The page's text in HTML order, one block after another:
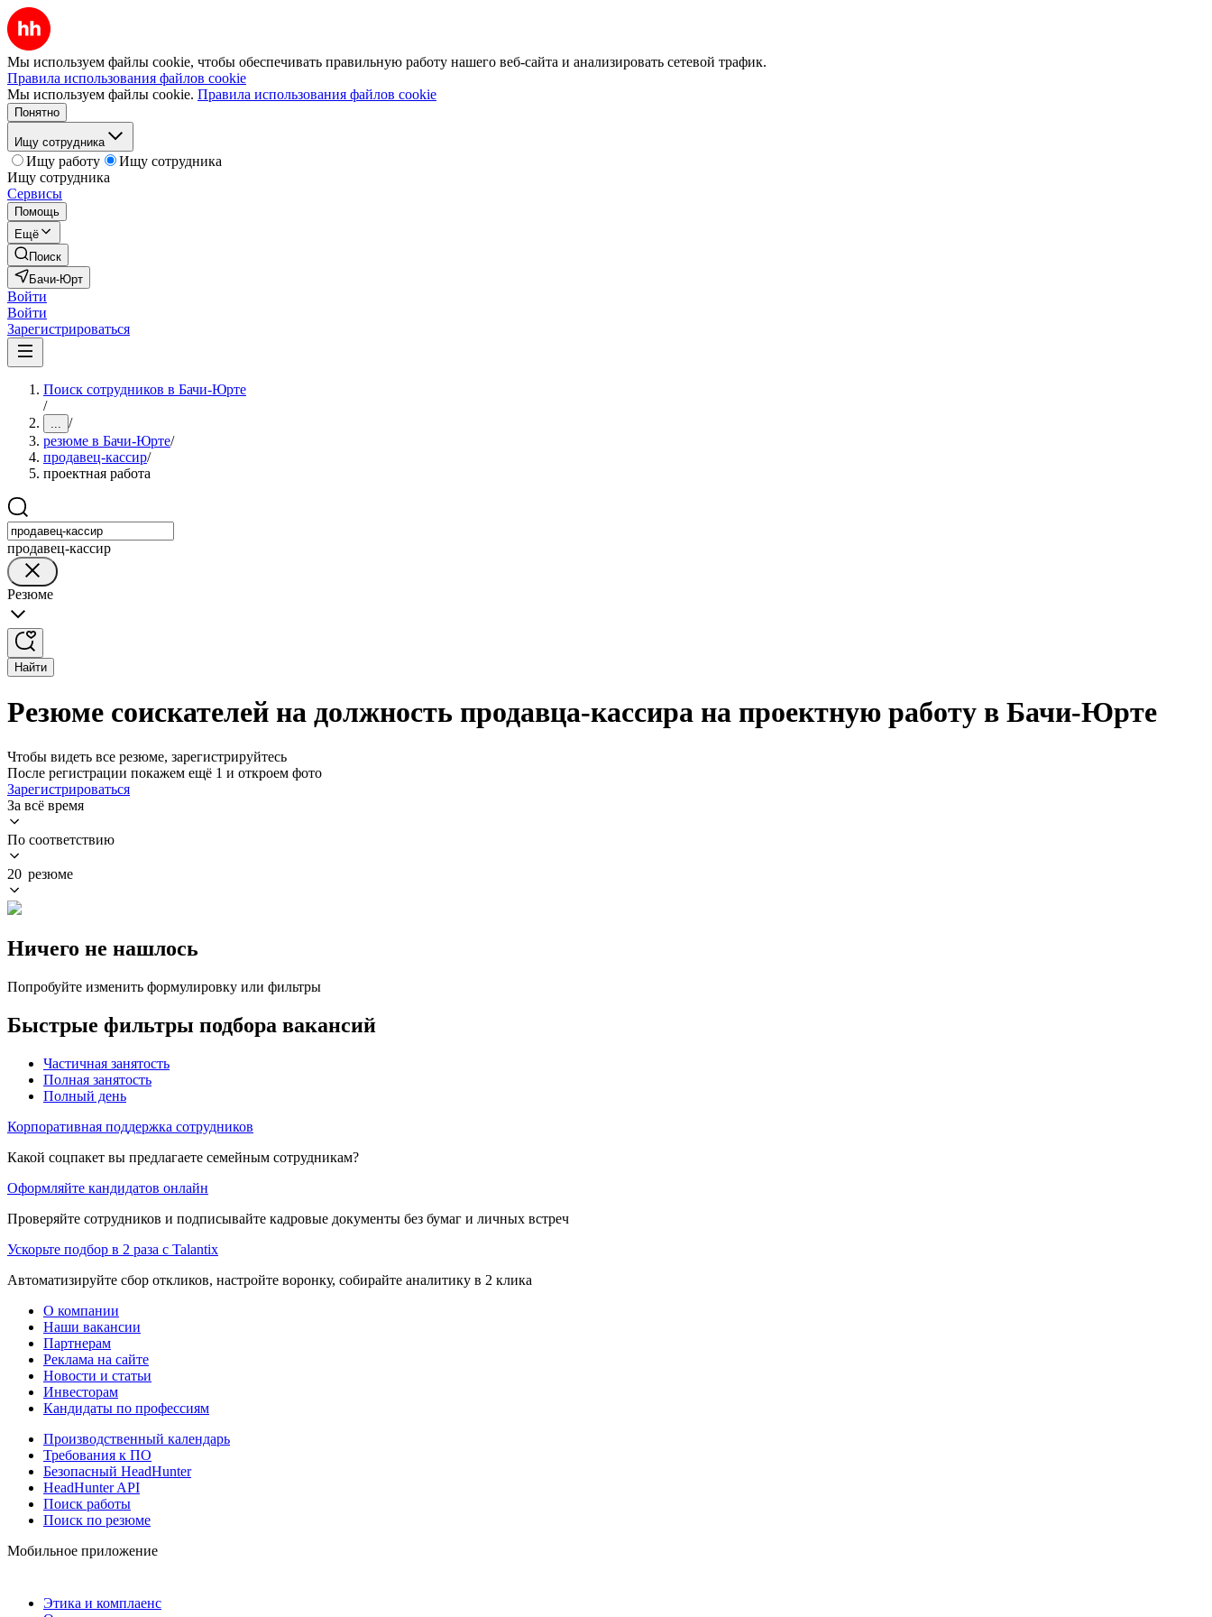
Мы используем файлы cookie, чтобы обеспечивать правильную работу нашего веб-сайта и анализировать сетевой трафик.
Правила использования файлов cookie
Мы используем файлы cookie. Правила использования файлов cookie
Понятно
Ищу сотрудника
Ищу работу
Ищу сотрудника
Ищу сотрудника
Сервисы
Помощь
Ещё
Поиск
Бачи-Юрт
Войти
Войти
Зарегистрироваться
Поиск сотрудников в Бачи-Юрте
/
... /
резюме в Бачи-Юрте/
продавец-кассир/
проектная работа
продавец-кассир
Резюме
Найти
Резюме соискателей на должность продавца-кассира на проектную работу в Бачи-Юрте
Чтобы видеть все резюме, зарегистрируйтесь
После регистрации покажем ещё 1 и откроем фото
Зарегистрироваться
За всё время
По соответствию
20 резюме
Ничего не нашлось
Попробуйте изменить формулировку или фильтры
Быстрые фильтры подбора вакансий
Частичная занятость
Полная занятость
Полный день
Корпоративная поддержка сотрудников
Какой соцпакет вы предлагаете семейным сотрудникам?
Оформляйте кандидатов онлайн
Проверяйте сотрудников и подписывайте кадровые документы без бумаг и личных встреч
Ускорьте подбор в 2 раза с Talantix
Автоматизируйте сбор откликов, настройте воронку, собирайте аналитику в 2 клика
О компании
Наши вакансии
Партнерам
Реклама на сайте
Новости и статьи
Инвесторам
Кандидаты по профессиям
Производственный календарь
Требования к ПО
Безопасный HeadHunter
HeadHunter API
Поиск работы
Поиск по резюме
Мобильное приложение
Этика и комплаенс